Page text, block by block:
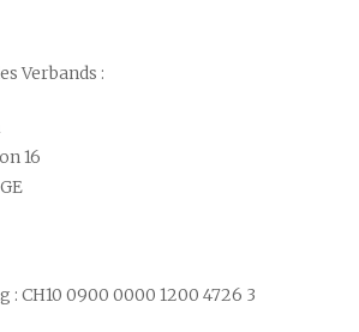
Verbands :
16
: CH10 0900 0000 1200 4726 3